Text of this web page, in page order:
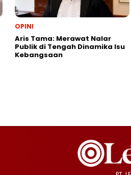
OPINI
Aris Tama: Merawat Nalar
Publik di Tengah Dinamika Isu
Kebangsaan